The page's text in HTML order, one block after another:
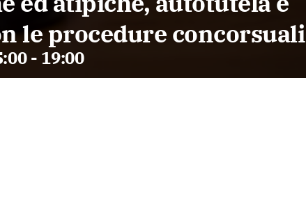
le procedure concorsuali
- 19:00